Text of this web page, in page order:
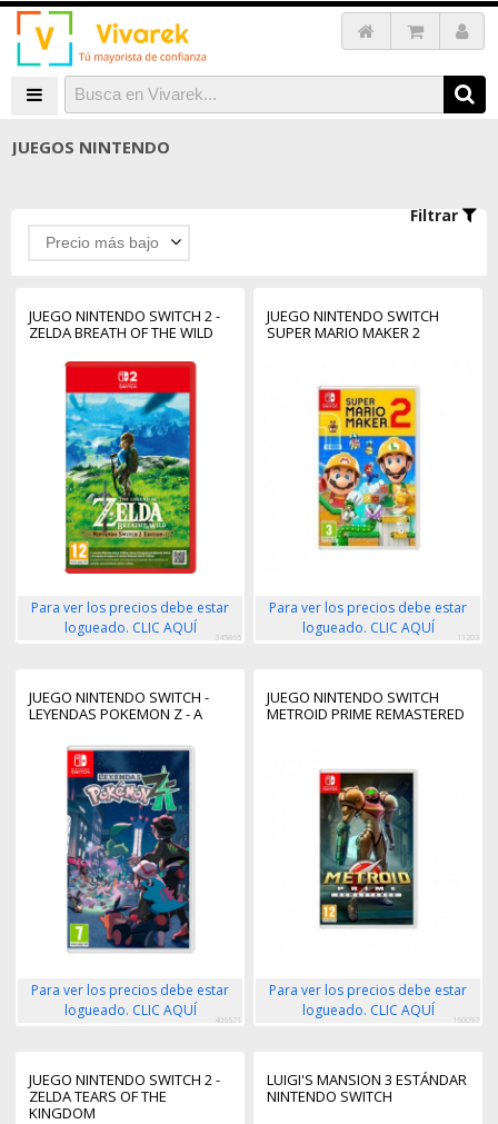
JUEGOS NINTENDO
Filtrar
Precio más bajo
JUEGO NINTENDO SWITCH 2 -
ZELDA BREATH OF THE WILD
Para ver los precios debe estar
logueado. CLIC AQUÍ
345865
JUEGO NINTENDO SWITCH
SUPER MARIO MAKER 2
Para ver los precios debe estar
logueado. CLIC AQUÍ
11203
JUEGO NINTENDO SWITCH -
LEYENDAS POKEMON Z - A
Para ver los precios debe estar
logueado. CLIC AQUÍ
406671
JUEGO NINTENDO SWITCH
METROID PRIME REMASTERED
Para ver los precios debe estar
logueado. CLIC AQUÍ
160097
JUEGO NINTENDO SWITCH 2 -
ZELDA TEARS OF THE
KINGDOM
LUIGI'S MANSION 3 ESTÁNDAR
NINTENDO SWITCH